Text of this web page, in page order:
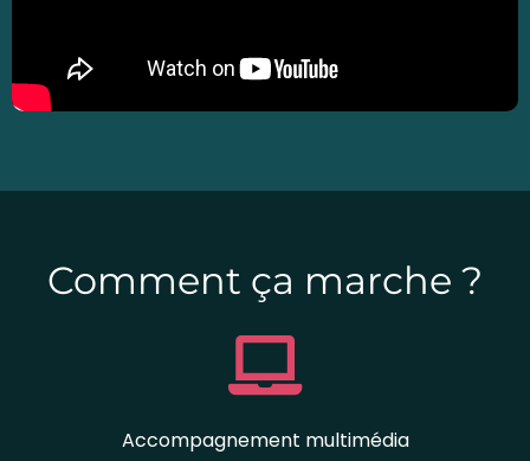
Comment ça marche ?
Accompagnement multimédia